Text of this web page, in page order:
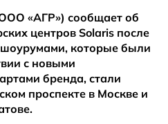
«АГР») сообщает об
центров Solaris после
которые были
с новыми
бренда, стали
проспекте в Москве и